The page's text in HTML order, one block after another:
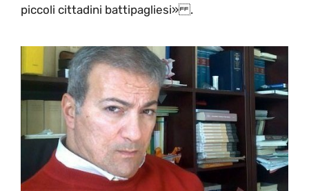
piccoli cittadini battipagliesi» .